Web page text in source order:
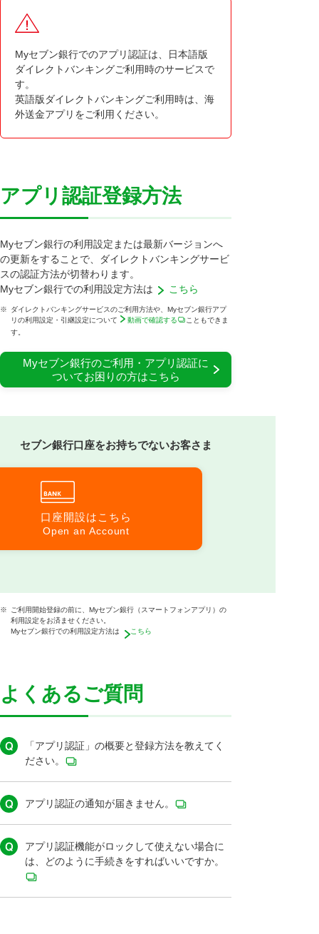
Myセブン銀行でのアプリ認証は、日本語版
ダイレクトバンキングご利用時のサービスで
す。
英語版ダイレクトバンキングご利用時は、海
外送金アプリをご利用ください。
アプリ認証登録方法
Myセブン銀行の利用設定または最新バージョンへ
の更新をすることで、ダイレクトバンキングサービ
スの認証方法が切替わります。
Myセブン銀行での利用設定方法は
こちら
※
ダイレクトバンキングサービスのご利用方法や、Myセブン銀行アプ
リの利用設定・引継設定について
動画で確認する
こともできま
す。
Myセブン銀行のご利用・アプリ認証に
ついてお困りの方はこちら
セブン銀行口座をお持ちでないお客さま
口座開設はこちら
※
ご利用開始登録の前に、Myセブン銀行（スマートフォンアプリ）の
利用設定をお済ませください。
Myセブン銀行での利用設定方法は
こちら
よくあるご質問
「アプリ認証」の概要と登録方法を教えてく
ださい。
アプリ認証の通知が届きません。
アプリ認証機能がロックして使えない場合に
は、どのように手続きをすればいいですか。